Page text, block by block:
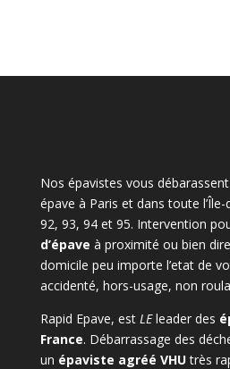
Nos épavistes vous débarassent
épave à Paris et dans toute
92, 93, 94 et 95. Intervention
d’épave à proximité ou bien
domicile peu importe l’etat de
accidenté, hors-usage, non
Rapid Epave, est LEleader des
France. Débarrassage des
un épaviste agréé VHUtrès